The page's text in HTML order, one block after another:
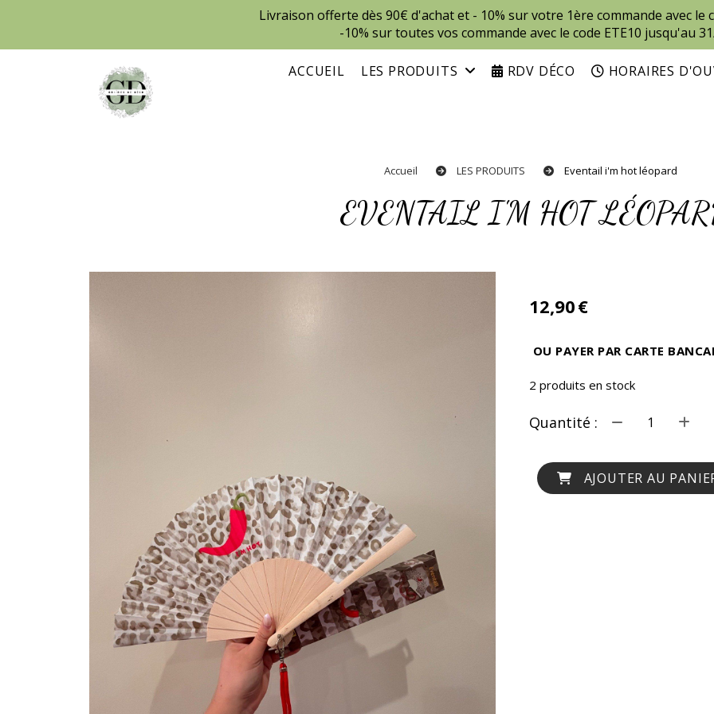
Livraison offerte dès 90€ d'achat et - 10% sur votre 1ère commande avec le
-10% sur toutes vos commande avec le code ETE10 jusqu'au
ACCUEIL LES PRODUITS RDV DÉCO HORAIRES
Accueil LES PRODUITS Eventail i'm hot léopard
EVENTAIL I'M HOT
12,90€
OU PAYER PAR CARTE
2 produits en stock
Quantité :
AJOUTER AU